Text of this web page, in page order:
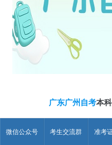
微信公众号 考生交流群 准考
广东广州自考本
这样一方面先把简单的课程考